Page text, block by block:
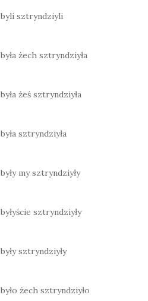
byli sztryndziyli
była żech sztryndziyła
była żeś sztryndziyła
była sztryndziyła
były my sztryndziyły
byłyście sztryndziyły
były sztryndziyły
było żech sztryndziyło